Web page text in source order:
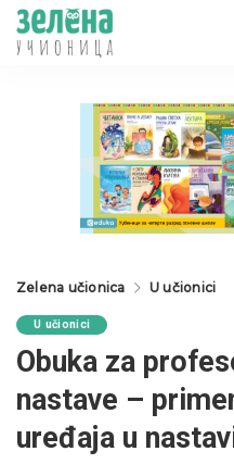
Zelena učionica U učionici
U učionici
Obuka za
nastave –
uređaja u